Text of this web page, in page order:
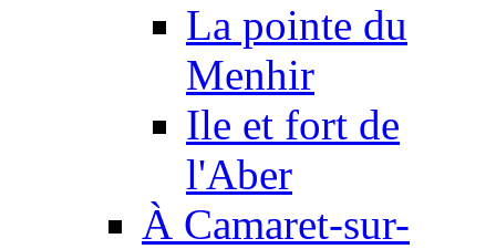
La pointe du
Menhir
Ile et fort de
l'Aber
À Camaret-sur-